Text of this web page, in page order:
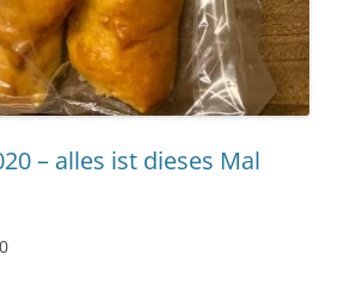
– alles ist dieses Mal